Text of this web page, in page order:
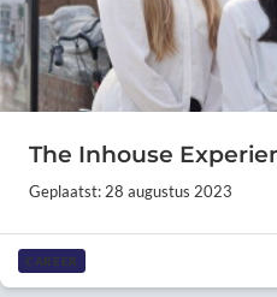
The Inhouse
Geplaatst: 28 augustus 2023
CAREER